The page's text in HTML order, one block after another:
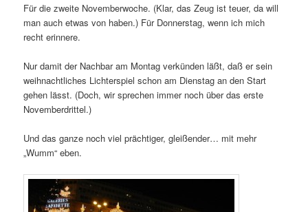
Für die zweite Novemberwoche. (Klar, das Zeug ist teuer, da will
man auch etwas von haben.) Für Donnerstag, wenn ich mich
recht erinnere.
Nur damit der Nachbar am Montag verkünden läßt, daß er sein
weihnachtliches Lichterspiel schon am Dienstag an den Start
gehen lässt. (Doch, wir sprechen immer noch über das erste
Novemberdrittel.)
Und das ganze noch viel prächtiger, gleißender… mit mehr
„Wumm“ eben.